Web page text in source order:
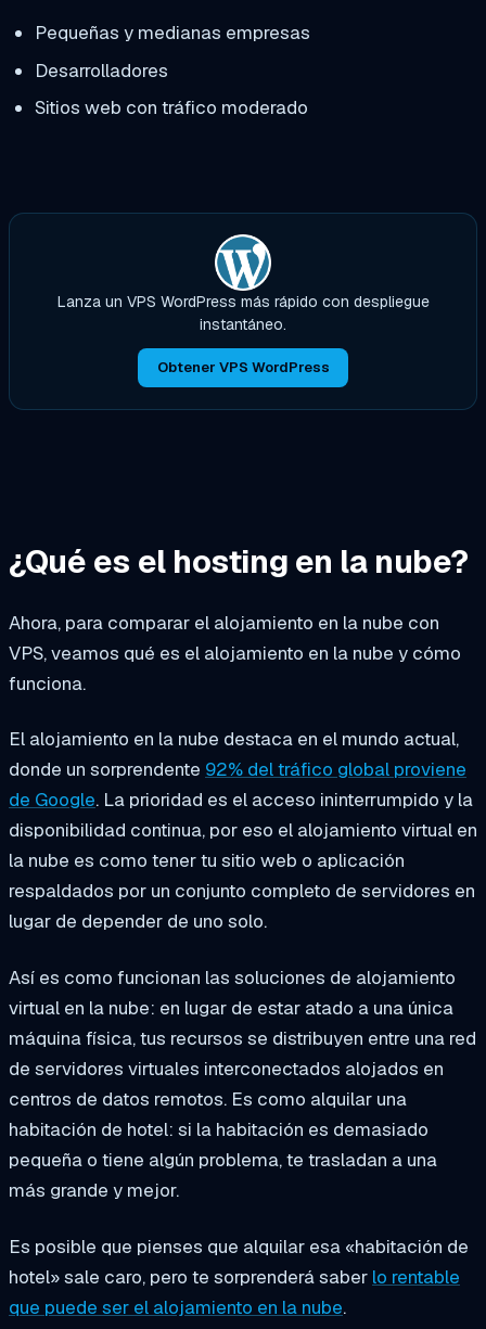
Pequeñas y medianas empresas
Desarrolladores
Sitios web con tráfico moderado
Lanza un VPS WordPress más rápido con despliegue
instantáneo.
Obtener VPS WordPress
¿Qué es el hosting en la nube?
Ahora, para comparar el alojamiento en la nube con
VPS, veamos qué es el alojamiento en la nube y cómo
funciona.
El alojamiento en la nube destaca en el mundo actual,
donde un sorprendente 92% del tráfico global proviene
de Google. La prioridad es el acceso ininterrumpido y la
disponibilidad continua, por eso el alojamiento virtual en
la nube es como tener tu sitio web o aplicación
respaldados por un conjunto completo de servidores en
lugar de depender de uno solo.
Así es como funcionan las soluciones de alojamiento
virtual en la nube: en lugar de estar atado a una única
máquina física, tus recursos se distribuyen entre una red
de servidores virtuales interconectados alojados en
centros de datos remotos. Es como alquilar una
habitación de hotel: si la habitación es demasiado
pequeña o tiene algún problema, te trasladan a una
más grande y mejor.
Es posible que pienses que alquilar esa «habitación de
hotel» sale caro, pero te sorprenderá saber lo rentable
que puede ser el alojamiento en la nube.